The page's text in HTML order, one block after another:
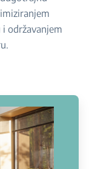
održavanjem